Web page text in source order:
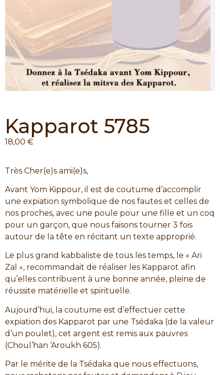
Kapparot 5785
18,00 €
Très Cher(e)s ami(e)s,
Avant Yom Kippour, il est de coutume d’accomplir
une expiation symbolique de nos fautes et celles de
nos proches, avec une poule pour une fille et un coq
pour un garçon, que nous faisons tourner 3 fois
autour de la tête en récitant un texte approprié.
Le plus grand kabbaliste de tous les temps, le « Ari
Zal », recommandait de réaliser les Kapparot afin
qu’elles contribuent à une bonne année, pleine de
réussite matérielle et spirituelle.
Aujourd’hui, la coutume est d’effectuer cette
expiation des Kapparot par une Tsédaka (de la valeur
d’un poulet), cet argent est remis aux pauvres
(Choul’han ‘Aroukh 605).
Par le mérite de la Tsédaka que nous effectuons,